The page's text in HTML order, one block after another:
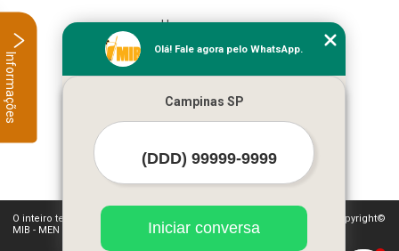
Home
Empresa
Contato
O inteiro teor deste site está sujeito à proteção de direitos autorais. Copyright©
MIB - MEN IN BAR BARTENDERS LTDA (Lei 9610 de 19/02/1998)
Olá! Fale agora pelo WhatsApp.
Campinas SP
Iniciar conversa
Informações